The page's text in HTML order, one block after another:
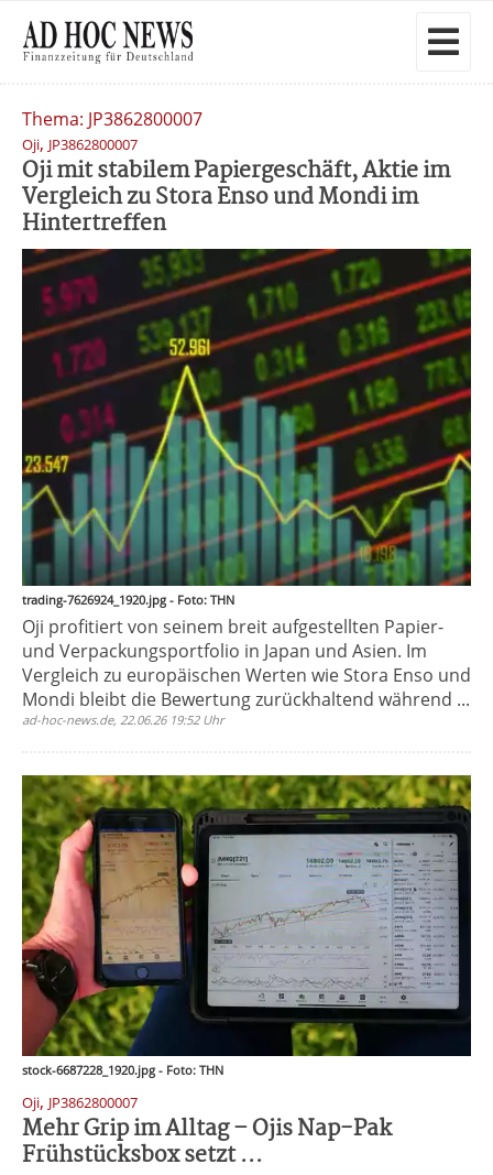
Thema: JP3862800007
Oji, JP3862800007
Oji mit stabilem Papiergeschäft, Aktie im
Vergleich zu Stora Enso und Mondi im
Hintertreffen
trading-7626924_1920.jpg - Foto: THN
Oji profitiert von seinem breit aufgestellten Papier-
und Verpackungsportfolio in Japan und Asien. Im
Vergleich zu europäischen Werten wie Stora Enso und
Mondi bleibt die Bewertung zurückhaltend während ...
ad-hoc-news.de, 22.06.26 19:52 Uhr
stock-6687228_1920.jpg - Foto: THN
Oji, JP3862800007
Mehr Grip im Alltag – Ojis Nap-Pak
Frühstücksbox setzt ...